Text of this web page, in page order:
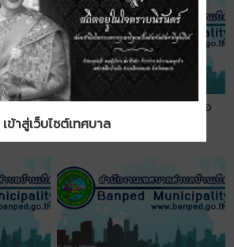
ประชาสัมพันธ์ช่องทางการติดต่อ
เทศบาลเมืองบ้านเป็ด
เข้าสู่เว็บไซต์เทศบาล